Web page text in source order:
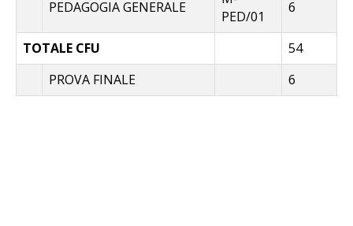
PEDAGOGIA GENERALE
PED/01
6
TOTALE CFU
54
PROVA FINALE
6